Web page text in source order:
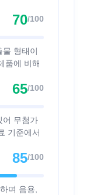
70/100
형태이
품에 비해
65/100
어 무첨가
기준에서
85/100
며 음용,